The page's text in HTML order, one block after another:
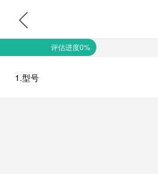
评估进度0%
1.型号